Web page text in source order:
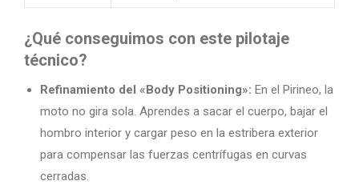
¿Qué conseguimos con este pilotaje
técnico?
Refinamiento del «Body Positioning»: En el Pirineo, la
moto no gira sola. Aprendes a sacar el cuerpo, bajar el
hombro interior y cargar peso en la estribera exterior
para compensar las fuerzas centrífugas en curvas
cerradas.